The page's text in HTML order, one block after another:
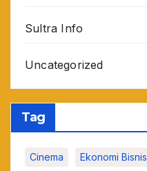
Sultra Info
Uncategorized
Tag
Cinema Ekonomi Bisnis